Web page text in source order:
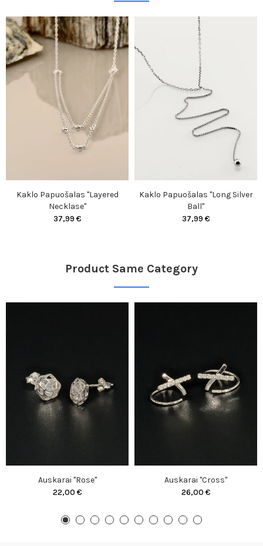
Kaklo Papuošalas "Layered
Necklase"
37,99 €
Kaklo Papuošalas "Long Silver
Ball"
37,99 €
Product Same Category
Auskarai "Rose"
22,00 €
Auskarai "Cross"
26,00 €